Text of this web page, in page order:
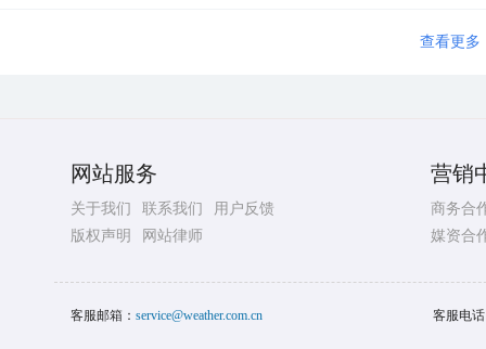
查看更多
网站服务
关于我们 联系我们
用户反馈
版权声明
网站律师
营销
商务合
媒资合
客服邮箱： service@weather.com.cn 客服电